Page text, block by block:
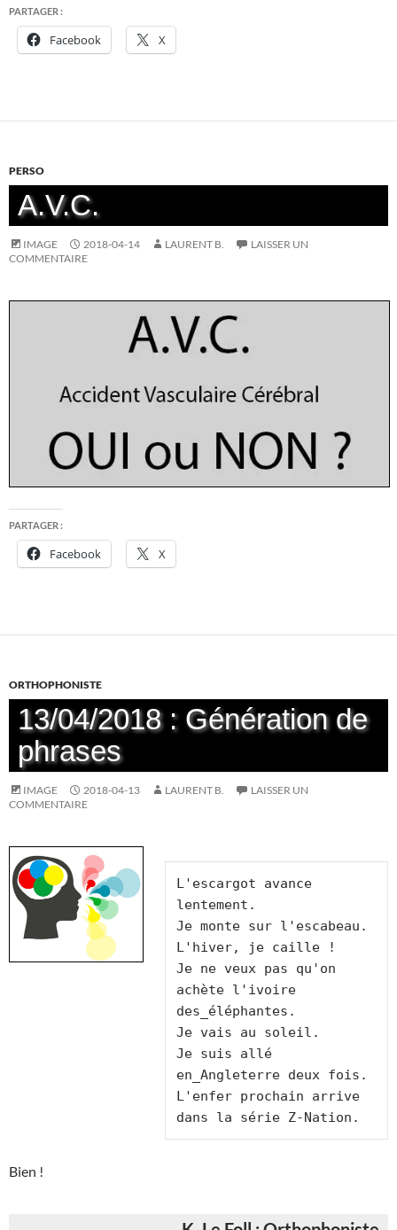
PARTAGER :
Facebook X
PERSO
A.V.C.
IMAGE 2018-04-14 LAURENT B.
LAISSER UN
COMMENTAIRE
PARTAGER :
Facebook X
ORTHOPHONISTE
13/04/2018 : Génération de
phrases
IMAGE 2018-04-13 LAURENT B.
LAISSER UN
COMMENTAIRE
L'escargot avance
lentement.
Je monte sur l'escabeau.
L'hiver, je caille !
Je ne veux pas qu'on
achète l'ivoire
des_éléphantes.
Je vais au soleil.
Je suis allé
en_Angleterre deux fois.
L'enfer prochain arrive
Bien !